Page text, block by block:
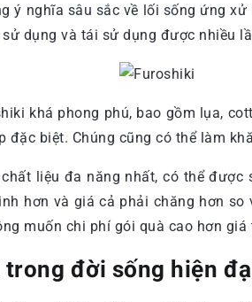
ý nghĩa sâu sắc về lối sống ứng
dụng và tái sử dụng được nhiều
khá phong phú, bao gồm lụa,
đặc biệt. Chúng cũng có thể làm
liệu đa năng nhất, có thể
hơn và giá cả phải chăng hơn
muốn chi phí gói quà cao hơn giá
đời sống hiện